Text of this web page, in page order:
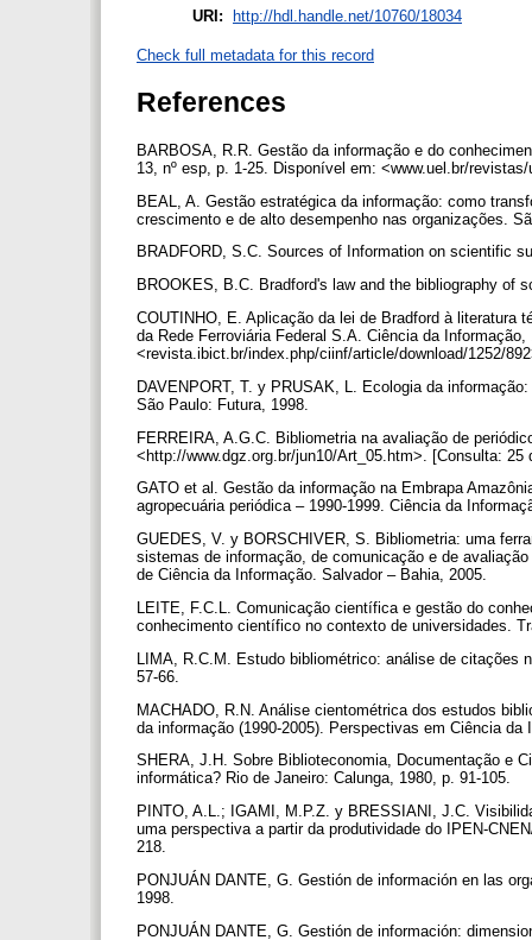
URI: http://hdl.handle.net/10760/18034
Check full metadata for this record
References
BARBOSA, R.R. Gestão da informação e do
13, nº esp, p. 1-25. Disponível em: <www.uel.br/
BEAL, A. Gestão estratégica da informação: como
crescimento e de alto desempenho nas organizações.
BRADFORD, S.C. Sources of Information on scientific
BROOKES, B.C. Bradford's law and the bibliography of
COUTINHO, E. Aplicação da lei de Bradford à literatura
da Rede Ferroviária Federal S.A. Ciência da
<revista.ibict.br/index.php/ciinf/article/download/1252/
DAVENPORT, T. y PRUSAK, L. Ecologia da
São Paulo: Futura, 1998.
FERREIRA, A.G.C. Bibliometria na avaliação de
<http://www.dgz.org.br/jun10/Art_05.htm>. [Consulta:
GATO et al. Gestão da informação na Embrapa
agropecuária periódica – 1990-1999. Ciência da
GUEDES, V. y BORSCHIVER, S. Bibliometria: uma
sistemas de informação, de comunicação e de
de Ciência da Informação. Salvador – Bahia, 2005.
LEITE, F.C.L. Comunicação científica e gestão do
conhecimento científico no contexto de universidades.
LIMA, R.C.M. Estudo bibliométrico: análise de
57-66.
MACHADO, R.N. Análise cientométrica dos estudos
da informação (1990-2005). Perspectivas em Ciência
SHERA, J.H. Sobre Biblioteconomia, Documentação e
informática? Rio de Janeiro: Calunga, 1980, p. 91-105.
PINTO, A.L.; IGAMI, M.P.Z. y BRESSIANI, J.C.
uma perspectiva a partir da produtividade do IPEN-
218.
PONJUÁN DANTE, G. Gestión de información en las
1998.
PONJUÁN DANTE, G. Gestión de información: